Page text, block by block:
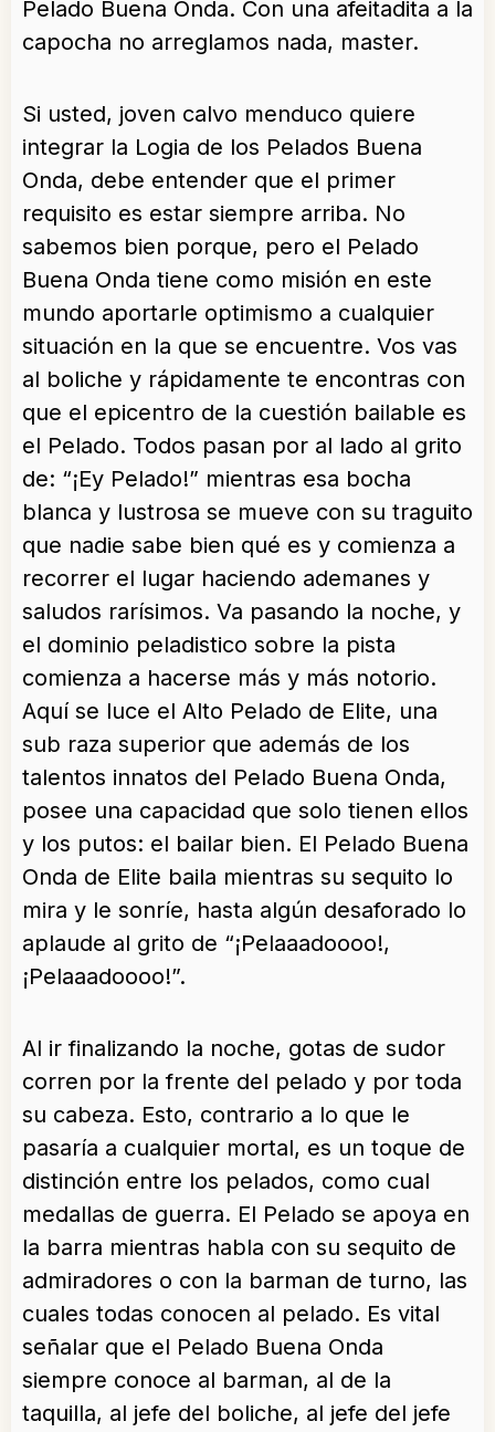
Pelado Buena Onda. Con una afeitadita a la
capocha no arreglamos nada, master.
Si usted, joven calvo menduco quiere
integrar la Logia de los Pelados Buena
Onda, debe entender que el primer
requisito es estar siempre arriba. No
sabemos bien porque, pero el Pelado
Buena Onda tiene como misión en este
mundo aportarle optimismo a cualquier
situación en la que se encuentre. Vos vas
al boliche y rápidamente te encontras con
que el epicentro de la cuestión bailable es
el Pelado. Todos pasan por al lado al grito
de: “¡Ey Pelado!” mientras esa bocha
blanca y lustrosa se mueve con su traguito
que nadie sabe bien qué es y comienza a
recorrer el lugar haciendo ademanes y
saludos rarísimos. Va pasando la noche, y
el dominio peladistico sobre la pista
comienza a hacerse más y más notorio.
Aquí se luce el Alto Pelado de Elite, una
sub raza superior que además de los
talentos innatos del Pelado Buena Onda,
posee una capacidad que solo tienen ellos
y los putos: el bailar bien. El Pelado Buena
Onda de Elite baila mientras su sequito lo
mira y le sonríe, hasta algún desaforado lo
aplaude al grito de “¡Pelaaadoooo!,
¡Pelaaadoooo!”.
Al ir finalizando la noche, gotas de sudor
corren por la frente del pelado y por toda
su cabeza. Esto, contrario a lo que le
pasaría a cualquier mortal, es un toque de
distinción entre los pelados, como cual
medallas de guerra. El Pelado se apoya en
la barra mientras habla con su sequito de
admiradores o con la barman de turno, las
cuales todas conocen al pelado. Es vital
señalar que el Pelado Buena Onda
siempre conoce al barman, al de la
taquilla, al jefe del boliche, al jefe del jefe